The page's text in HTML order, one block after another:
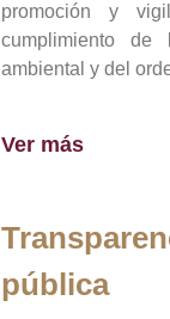
promoción y
cumplimiento de
ambiental y del
Ver más
pública